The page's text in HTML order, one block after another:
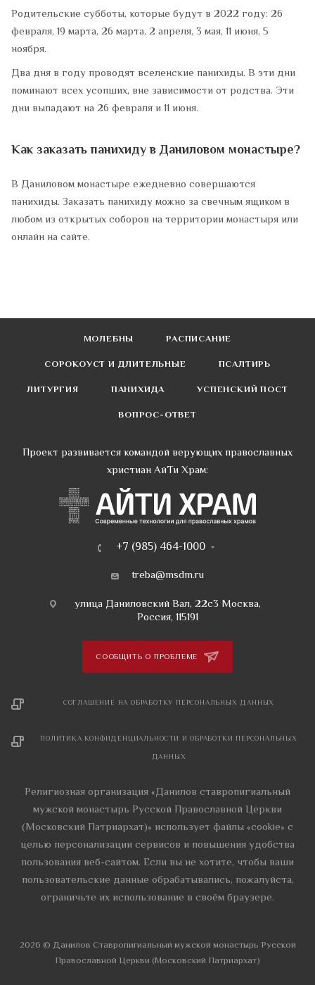
Родительские субботы, которые будут в 2022 году: 26
февраля, 19 марта, 26 марта, 2 апреля, 3 мая, 11 июня, 5
ноября.
Два дня в году проводят вселенские панихиды. В эти дни
поминают всех усопших, вне зависимости от родства. Эти
дни выпадают на 26 февраля и 11 июня.
Как заказать панихиду в Даниловом монастыре?
В Даниловом монастыре ежедневно совершаются
панихиды. Заказать панихиду можно за свечным ящиком в
любом из открытых соборов на территории монастыря или
онлайн на сайте.
МОЛЕБНЫ
РАСПИСАНИЕ
СОРОКОУСТ И ДЛИТЕЛЬНЫЕ
ПСАЛТИРЬ
ЛИТУРГИЯ
ПАНИХИДА
УСПЕНСКИЙ ПОСТ
ВОПРОС-ОТВЕТ
Проект развивается командой верующих православных
христиан АйТи Храм:
+7 (985) 464-1000
treba@msdm.ru
улица Даниловский Вал, 22с3 Москва,
Россия, 115191
СООБЩИТЬ О ПРОБЛЕМЕ
СОГЛАШЕНИЕ НА ОБРАБОТКУ ПЕРСОНАЛЬНЫХ ДАННЫХ
ПОЛИТИКА КОНФИДЕНЦИАЛЬНОСТИ И ОБРАБОТКИ ПЕРСОНАЛЬНЫХ
ДАННЫХ
Религиозная организация «Данилов ставропигиальный
мужской монастырь Русской Православной Церкви
(Московский Патриархат)» использует файлы «cookie» с
целью персонализации сервисов и повышения удобства
пользования веб-сайтом. Если вы не хотите, чтобы ваши
пользовательские данные обрабатывались, пожалуйста,
ограничьте их использование в своём браузере.
2026 © Данилов Cтавропигиальный мужской монастырь Русской
Православной Церкви (Московский Патриархат)